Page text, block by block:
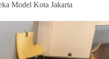
Model Kota Jakarta